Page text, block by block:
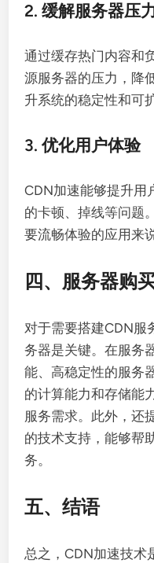
2. 缓解服务器压
通过缓存热门内容和
源服务器的压力，降
升系统的稳定性和可
3. 优化用户体验
CDN加速能够提升用
的卡顿、掉线等问题
要流畅体验的应用来
四、服务器购
对于需要搭建CDN服
务器是关键。在服务
能、高稳定性的服务
的计算能力和存储能
服务需求。此外，还
的技术支持，能够帮
务。
五、结语
总之，CDN加速技术